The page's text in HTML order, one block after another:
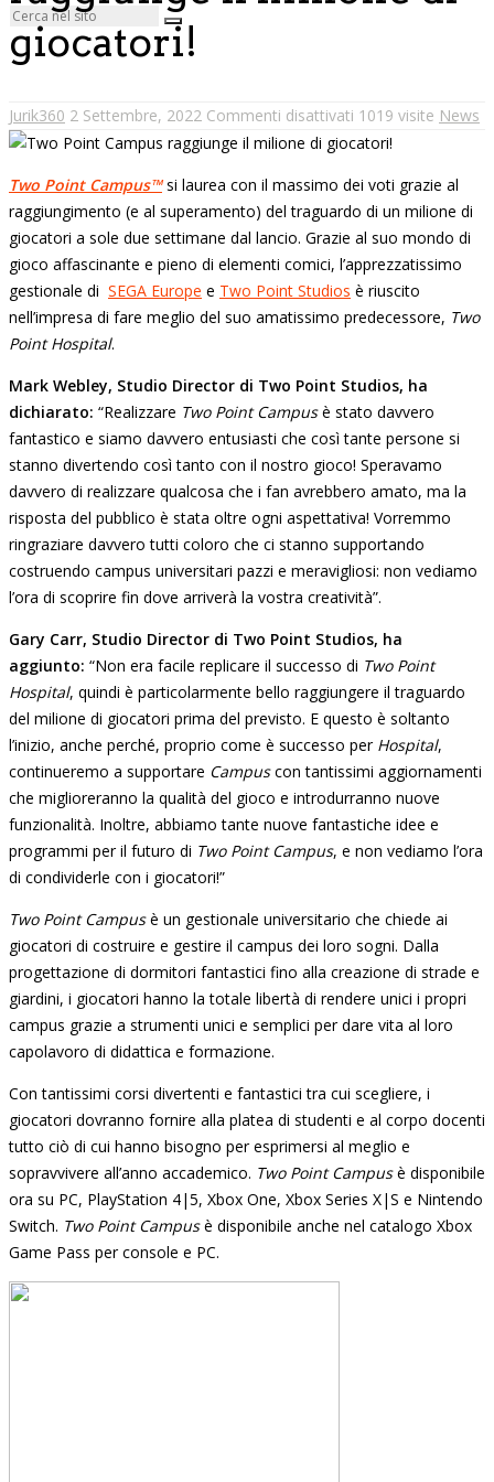
giocatori!
Jurik360 2 Settembre, 2022 Commenti disattivati 1019 visite News
Two Point Campus™si laurea con il massimo dei voti grazie al
raggiungimento (e al superamento) del traguardo di un milione di
giocatori a sole due settimane dal lancio. Grazie al suo mondo di
gioco affascinante e pieno di elementi comici, l’apprezzatissimo
gestionale di SEGA Europe e Two Point Studios è riuscito
nell’impresa di fare meglio del suo amatissimo predecessore, Two
Point Hospital.
Mark Webley, Studio Director di Two Point Studios, ha
dichiarato: “Realizzare Two Point Campusè stato davvero
fantastico e siamo davvero entusiasti che così tante persone si
stanno divertendo così tanto con il nostro gioco! Speravamo
davvero di realizzare qualcosa che i fan avrebbero amato, ma la
risposta del pubblico è stata oltre ogni aspettativa! Vorremmo
ringraziare davvero tutti coloro che ci stanno supportando
costruendo campus universitari pazzi e meravigliosi: non vediamo
l’ora di scoprire fin dove arriverà la vostra creatività”.
Gary Carr, Studio Director di Two Point Studios, ha
aggiunto: “Non era facile replicare il successo di Two Point
Hospital, quindi è particolarmente bello raggiungere il traguardo
del milione di giocatori prima del previsto. E questo è soltanto
l’inizio, anche perché, proprio come è successo per Hospital,
continueremo a supportare Campuscon tantissimi aggiornamenti
che miglioreranno la qualità del gioco e introdurranno nuove
funzionalità. Inoltre, abbiamo tante nuove fantastiche idee e
programmi per il futuro di Two Point Campus, e non vediamo l’ora
di condividerle con i giocatori!”
Two Point Campusè un gestionale universitario che chiede ai
giocatori di costruire e gestire il campus dei loro sogni. Dalla
progettazione di dormitori fantastici fino alla creazione di strade e
giardini, i giocatori hanno la totale libertà di rendere unici i propri
campus grazie a strumenti unici e semplici per dare vita al loro
capolavoro di didattica e formazione.
Con tantissimi corsi divertenti e fantastici tra cui scegliere, i
giocatori dovranno fornire alla platea di studenti e al corpo docenti
tutto ciò di cui hanno bisogno per esprimersi al meglio e
sopravvivere all’anno accademico. Two Point Campusè disponibile
ora su PC, PlayStation 4|5, Xbox One, Xbox Series X|S e Nintendo
Switch. Two Point Campusè disponibile anche nel catalogo Xbox
Game Pass per console e PC.